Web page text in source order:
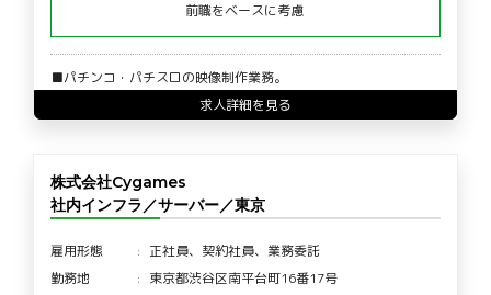
前職をベースに考慮
■パチンコ・パチスロの映像制作業務。
求人詳細を見る
株式会社Cygames
社内インフラ／サーバー／東京
雇用形態
正社員、契約社員、業務委託
勤務地
東京都渋谷区南平台町16番17号